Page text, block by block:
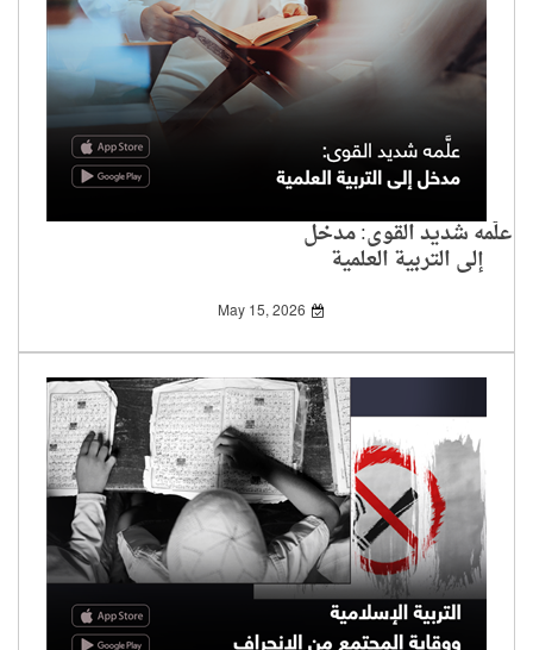
علَّمه شديد القوى: مدخل
إلى التربية العلمية
May 15, 2026